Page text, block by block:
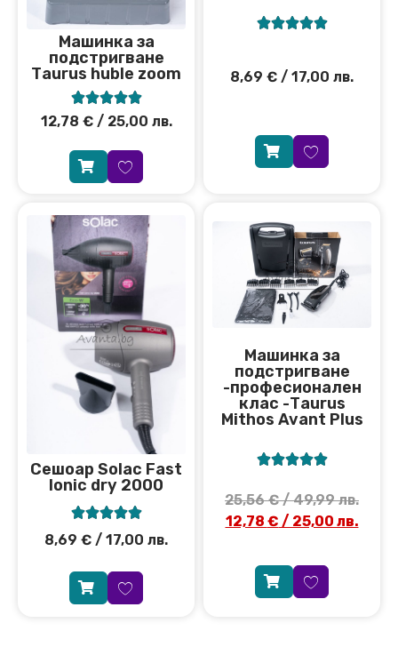
Машинка за
подстригване
Тaurus huble zoom

12,78 €/ 25,00 лв.

8,69 € / 17,00 лв.
Сешоар Solac Fast
Ionic dry 2000

8,69 € / 17,00 лв.
Машинка за
подстригване
-професионален
клас -Тaurus
Mithos Avant Plus

25,56€/ 49,99 лв.
12,78 € / 25,00 лв.